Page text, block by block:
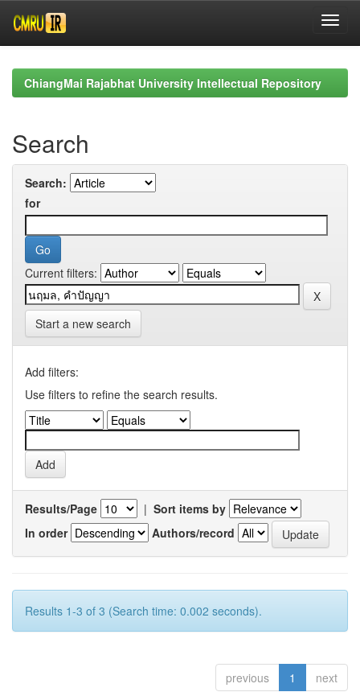
navigationChiangMai Rajabhat University Intellectual Repository
Search
Search:
for
Current filters:
Start a new search
Add filters:
Use filters to refine the search results.
Results/Page | Sort items by
In order
Authors/record
Results 1-3 of 3 (Search time: 0.002 seconds).
previous 1 next